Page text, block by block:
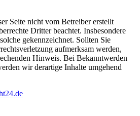
Seite nicht vom Betreiber erstellt
Dritter beachtet. Insbesondere
gekennzeichnet. Sollten Sie
aufmerksam werden,
Hinweis. Bei Bekanntwerden
wir derartige Inhalte umgehend